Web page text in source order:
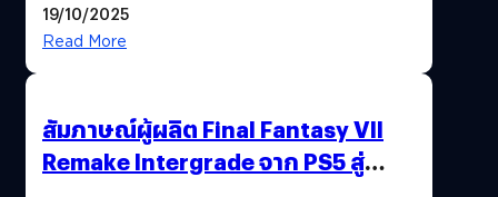
พาณิชย์ร่วมชูความสำเร็จ
19/10/2025
Read More
สัมภาษณ์ผู้ผลิต Final Fantasy VII
Remake Intergrade จาก PS5 สู่